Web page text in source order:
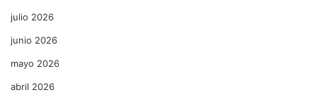
julio 2026
junio 2026
mayo 2026
abril 2026